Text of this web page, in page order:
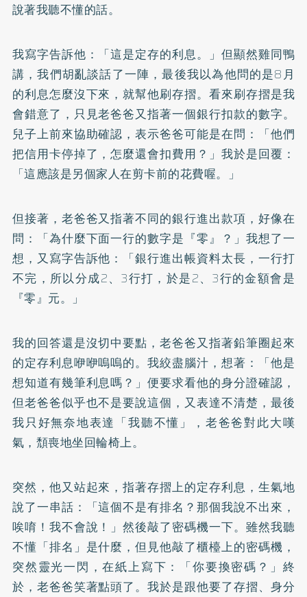
說著我聽不懂的話。
我寫字告訴他：「這是定存的利息。」但顯然雞同鴨
講，我們胡亂談話了一陣，最後我以為他問的是8月
的利息怎麼沒下來，就幫他刷存摺。看來刷存摺是我
會錯意了，只見老爸爸又指著一個銀行扣款的數字。
兒子上前來協助確認，表示爸爸可能是在問：「他們
把信用卡停掉了，怎麼還會扣費用？」我於是回覆：
「這應該是另個家人在剪卡前的花費喔。」
但接著，老爸爸又指著不同的銀行進出款項，好像在
問：「為什麼下面一行的數字是『零』？」我想了一
想，又寫字告訴他：「銀行進出帳資料太長，一行打
不完，所以分成2、3行打，於是2、3行的金額會是
『零』元。」
我的回答還是沒切中要點，老爸爸又指著鉛筆圈起來
的定存利息咿咿嗚嗚的。我絞盡腦汁，想著：「他是
想知道有幾筆利息嗎？」便要求看他的身分證確認，
但老爸爸似乎也不是要說這個，又表達不清楚，最後
我只好無奈地表達「我聽不懂」，老爸爸對此大嘆
氣，頹喪地坐回輪椅上。
突然，他又站起來，指著存摺上的定存利息，生氣地
說了一串話：「這個不是有排名？那個我說不出來，
唉唷！我不會說！」然後敲了密碼機一下。雖然我聽
不懂「排名」是什麼，但見他敲了櫃檯上的密碼機，
突然靈光一閃，在紙上寫下：「你要換密碼？」終
於，老爸爸笑著點頭了。我於是跟他要了存摺、身分